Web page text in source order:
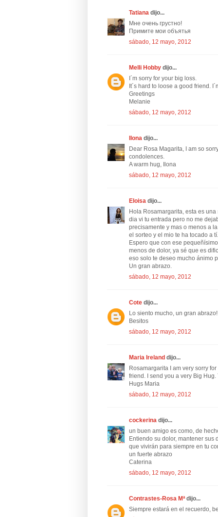
Tatiana dijo...
Мне очень грустно!
Примите мои объятья
sábado, 12 mayo, 2012
Melli Hobby dijo...
I´m sorry for your big loss.
It´s hard to loose a good friend.
Greetings
Melanie
sábado, 12 mayo, 2012
Ilona dijo...
Dear Rosa Magarita, I am so
condolences.
A warm hug, Ilona
sábado, 12 mayo, 2012
Eloisa dijo...
Hola Rosamargarita, esta es
dia vi tu entrada pero no me
precisamente y mas o menos a
el sorteo y el mio te ha tocado a
Espero que con ese
menos de dolor, ya sé que es
eso solo te deseo mucho ánimo
Un gran abrazo.
sábado, 12 mayo, 2012
Cote dijo...
Lo siento mucho, un gran
Besitos
sábado, 12 mayo, 2012
Maria Ireland dijo...
Rosamargarita I am very sorry
friend. I send you a very Big Hug.
Hugs Maria
sábado, 12 mayo, 2012
cockerina dijo...
un buen amigo es como, de
Entiendo su dolor, mantener sus
que vivirán para siempre en tu
un fuerte abrazo
Caterina
sábado, 12 mayo, 2012
Contrastes-Rosa Mªdijo...
Siempre estará en el recuerdo,